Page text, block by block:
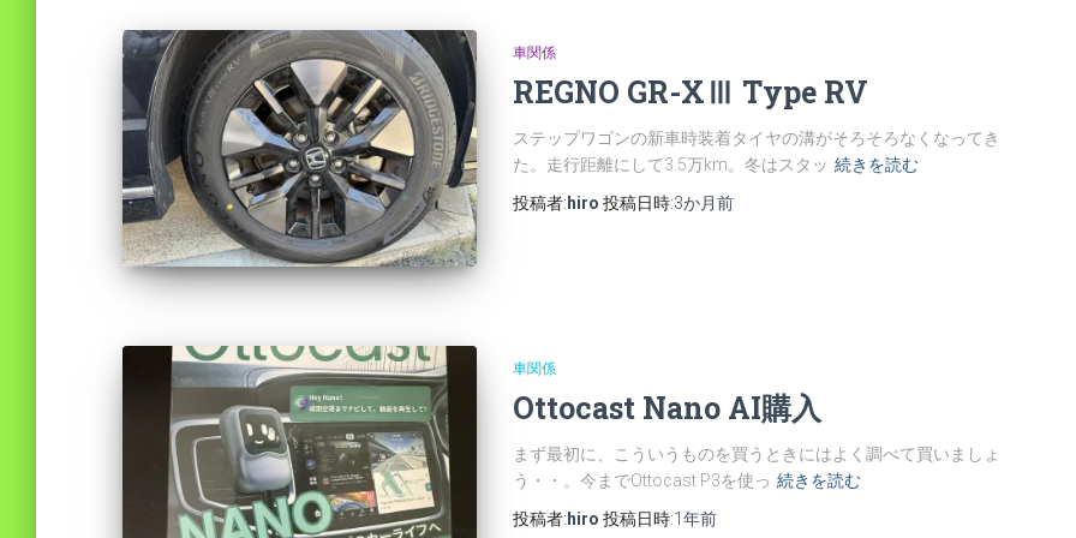
車関係
REGNO GR-XⅢ Type RV
ステップワゴンの新車時装着タイヤの溝がそろそろなくなってき
た。走行距離にして3.5万km。冬はスタッ 続きを読む
投稿者: hiro 投稿日時:3か月前
車関係
Ottocast Nano AI購入
まず最初に、こういうものを買うときにはよく調べて買いましょ
う・・。今までOttocast P3を使っ 続きを読む
投稿者: hiro 投稿日時:1年前